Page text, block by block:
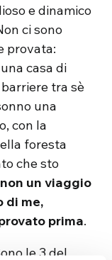
e dinamico
ci sono
provata:
casa di
tra sè
una
con la
foresta
che sto
non un viaggio
di me,
prima.
le 3 del